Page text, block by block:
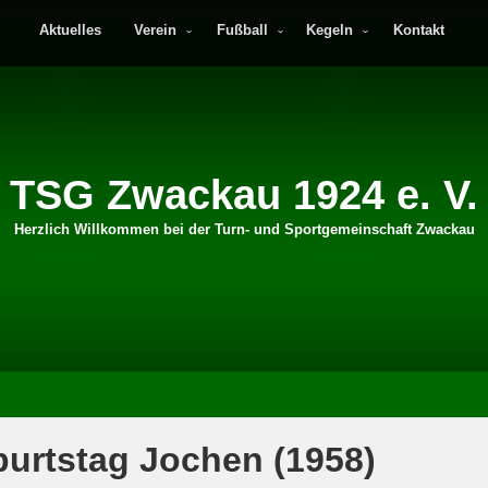
Aktuelles Verein Fußball Kegeln Kontakt
TSG Zwackau 1924 e. V.
Herzlich Willkommen bei der Turn- und Sportgemeinschaft Zwackau
Jochen (1958)